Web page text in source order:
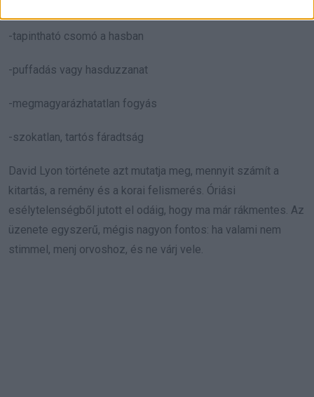
-tapintható csomó a hasban
-puffadás vagy hasduzzanat
-megmagyarázhatatlan fogyás
-szokatlan, tartós fáradtság
David Lyon története azt mutatja meg, mennyit számít a
kitartás, a remény és a korai felismerés. Óriási
esélytelenségből jutott el odáig, hogy ma már rákmentes. Az
üzenete egyszerű, mégis nagyon fontos: ha valami nem
stimmel, menj orvoshoz, és ne várj vele.